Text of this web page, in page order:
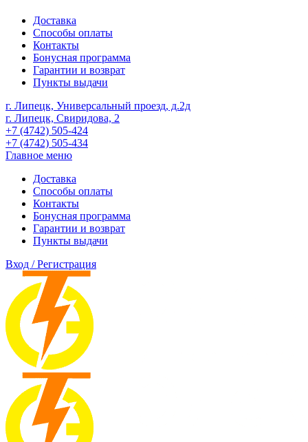
Доставка
Способы оплаты
Контакты
Бонусная программа
Гарантии и возврат
Пункты выдачи
г. Липецк, Универсальный проезд, д.2д
г. Липецк, Свиридова, 2
+7 (4742) 505-424
+7 (4742) 505-434
Главное меню
Доставка
Способы оплаты
Контакты
Бонусная программа
Гарантии и возврат
Пункты выдачи
Вход / Регистрация